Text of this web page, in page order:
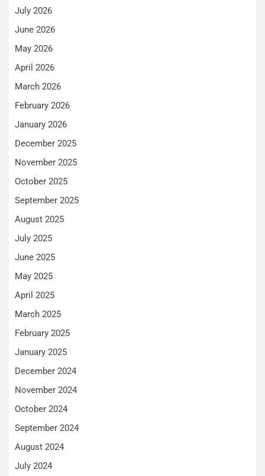
July 2026
June 2026
May 2026
April 2026
March 2026
February 2026
January 2026
December 2025
November 2025
October 2025
September 2025
August 2025
July 2025
June 2025
May 2025
April 2025
March 2025
February 2025
January 2025
December 2024
November 2024
October 2024
September 2024
August 2024
July 2024